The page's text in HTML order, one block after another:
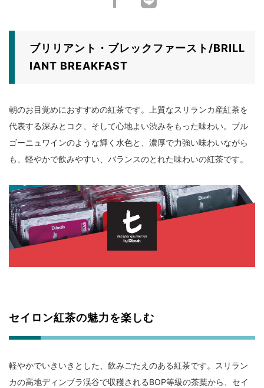
ブリリアント・ブレックファースト/BRILL
IANT BREAKFAST
朝のお目覚めにおすすめの紅茶です。上質なスリランカ産紅茶を
代表する深みとコク、そして心地よい渋みをもった味わい。ブル
ゴーニュワインのような輝く水色と、濃厚で力強い味わいながら
も、軽やかで飲みやすい、バランスのとれた味わいの紅茶です。
セイロン紅茶の魅力を楽しむ
軽やかでいきいきとした、飲みごたえのある紅茶です。スリラン
カの高地ディンブラ渓谷で収穫されるBOP等級の茶葉から、セイ